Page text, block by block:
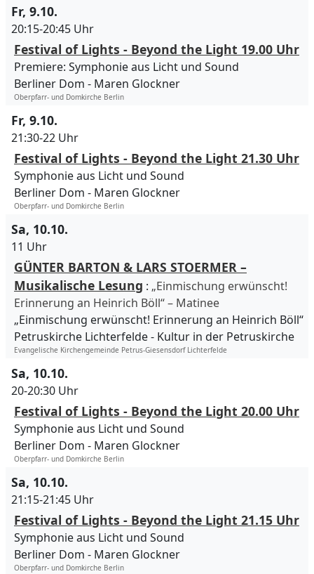
Fr, 9.10.
20:15-20:45 Uhr
Festival of Lights - Beyond the Light 19.00 Uhr
Premiere: Symphonie aus Licht und Sound
Berliner Dom
Maren Glockner
Oberpfarr- und Domkirche Berlin
Fr, 9.10.
21:30-22 Uhr
Festival of Lights - Beyond the Light 21.30 Uhr
Symphonie aus Licht und Sound
Berliner Dom
Maren Glockner
Oberpfarr- und Domkirche Berlin
Sa, 10.10.
11 Uhr
GÜNTER BARTON & LARS STOERMER –
Musikalische Lesung : „Einmischung erwünscht!
Erinnerung an Heinrich Böll“ – Matinee
„Einmischung erwünscht! Erinnerung an Heinrich Böll“
Petruskirche Lichterfelde
Kultur in der Petruskirche
Evangelische Kirchengemeinde Petrus-Giesensdorf Lichterfelde
Sa, 10.10.
20-20:30 Uhr
Festival of Lights - Beyond the Light 20.00 Uhr
Symphonie aus Licht und Sound
Berliner Dom
Maren Glockner
Oberpfarr- und Domkirche Berlin
Sa, 10.10.
21:15-21:45 Uhr
Festival of Lights - Beyond the Light 21.15 Uhr
Symphonie aus Licht und Sound
Berliner Dom
Maren Glockner
Oberpfarr- und Domkirche Berlin